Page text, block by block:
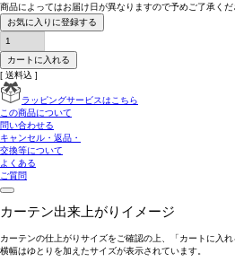
商品によってはお届け日が異なりますので予めご了承くだ
お気に入りに登録する
カートに入れる
送料込
ラッピングサービスはこちら
この商品について
問い合わせる
キャンセル・返品・
交換等について
よくある
ご質問
カーテン出来上がりイメージ
カーテンの仕上がりサイズをご確認の上、「カートに入れ
横幅はゆとりを加えたサイズが表示されています。